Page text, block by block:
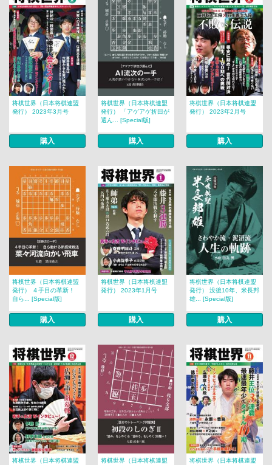
将棋世界（日本将棋連盟
発行） 2023年3月号
購入
将棋世界（日本将棋連盟
発行） 「アゲアゲ折田が
選ん... [Special版]
購入
将棋世界（日本将棋連盟
発行） 2023年2月号
購入
将棋世界（日本将棋連盟
発行） ４手目の革新！
自ら... [Special版]
購入
将棋世界（日本将棋連盟
発行） 2023年1月号
購入
将棋世界（日本将棋連盟
発行） 没後10年、米長邦
雄... [Special版]
購入
将棋世界（日本将棋連盟
将棋世界（日本将棋連盟
将棋世界（日本将棋連盟